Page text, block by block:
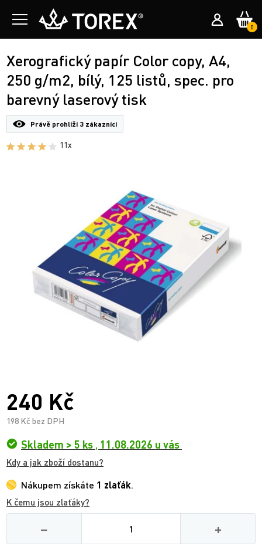
0
Xerografický papír Color copy, A4,
250 g/m2, bílý, 125 listů, spec. pro
barevný laserový tisk
Právě prohlíží 3 zákazníci
11x
240 Kč
198 Kč bez DPH
Skladem > 5 ks , 11.08.2026 u vás
Kdy a jak zboží dostanu?
Nákupem získáte 1 zlaťák.
K čemu jsou zlaťáky?
−
Množství
+